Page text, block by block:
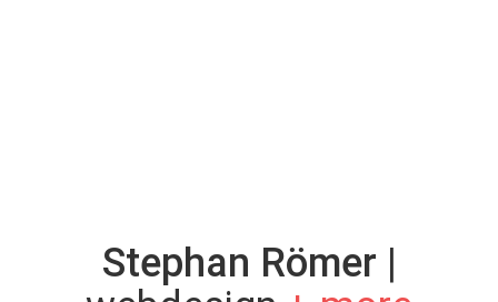
Stephan Römer |